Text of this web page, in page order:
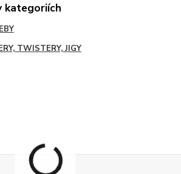
kategoriích
TWISTERY, JIGY